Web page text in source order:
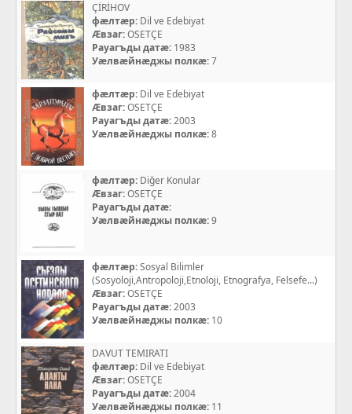
ÇİRİHOV
фæлтæр: Dil ve Edebiyat
Æвзаг:OSETÇE
Рауагъды датæ: 1983
Уæлвæйнæджы полкæ:7
фæлтæр: Dil ve Edebiyat
Æвзаг:OSETÇE
Рауагъды датæ:2003
Уæлвæйнæджы полкæ:8
фæлтæр: Diğer Konular
Æвзаг:OSETÇE
Рауагъды датæ:
Уæлвæйнæджы полкæ:9
фæлтæр:Sosyal Bilimler
(Sosyoloji,Antropoloji,Etnoloji, Etnografya, Felsefe...)
Æвзаг:OSETÇE
Рауагъды датæ:2003
Уæлвæйнæджы полкæ: 10
DAVUT TEMIRATI
фæлтæр: Dil ve Edebiyat
Æвзаг:OSETÇE
Рауагъды датæ:2004
Уæлвæйнæджы полкæ: 11